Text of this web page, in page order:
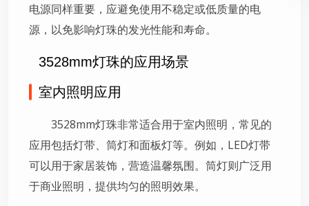
电源同样重要，应避免使用不稳定或低质量的电
源，以免影响灯珠的发光性能和寿命。
3528mm灯珠的应用场景
室内照明应用
3528mm灯珠非常适合用于室内照明，常见的
应用包括灯带、筒灯和面板灯等。例如，LED灯带
可以用于家居装饰，营造温馨氛围。筒灯则广泛用
于商业照明，提供均匀的照明效果。